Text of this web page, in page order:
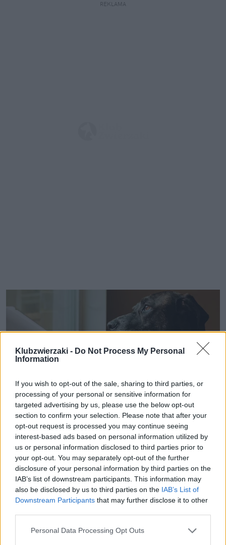
Klubzwierzaki - Do Not Process My Personal
Information
If you wish to opt-out of the sale, sharing to third parties, or
processing of your personal or sensitive information for
targeted advertising by us, please use the below opt-out
section to confirm your selection. Please note that after your
opt-out request is processed you may continue seeing
interest-based ads based on personal information utilized by
us or personal information disclosed to third parties prior to
your opt-out. You may separately opt-out of the further
disclosure of your personal information by third parties on the
IAB’s list of downstream participants. This information may
also be disclosed by us to third parties on the IAB’s List of
Downstream Participants that may further disclose it to other
Personal Data Processing Opt Outs
REKLAMA
Krajowy Rejestr Psów i Kotów coraz
bliżej. Co zakłada?
Krajowy Rejestr Psów i Kotów (KROPiK) zbliża się
wielkimi krokami. Ustawę zakładającą
obowiązkowe czipowanie psów i kotów
przegłosował Senat. Izba wyższa parlamentu
wprowadziła jednak do rządowego projektu